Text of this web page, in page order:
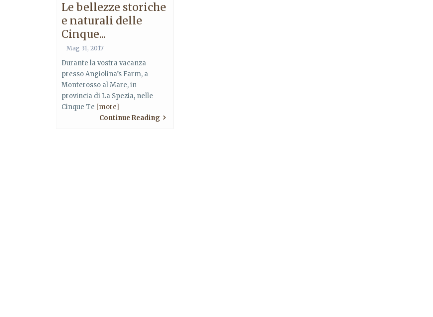
Le bellezze storiche
e naturali delle
Cinque...
Mag 31, 2017
Durante la vostra vacanza
presso Angiolina’s Farm, a
Monterosso al Mare, in
provincia di La Spezia, nelle
Cinque Te [more]
Continue Reading